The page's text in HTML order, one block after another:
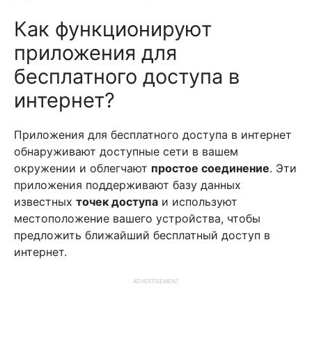
Как функционируют
приложения для
бесплатного доступа в
интернет?
Приложения для бесплатного доступа в интернет
обнаруживают доступные сети в вашем
окружении и облегчают простое соединение. Эти
приложения поддерживают базу данных
известных точек доступа и используют
местоположение вашего устройства, чтобы
предложить ближайший бесплатный доступ в
интернет.
ADVERTISEMENT